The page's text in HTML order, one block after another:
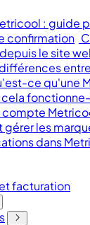
: guide
confirmation
le site
ce qu'une
compte
gérer les
dans
facturation